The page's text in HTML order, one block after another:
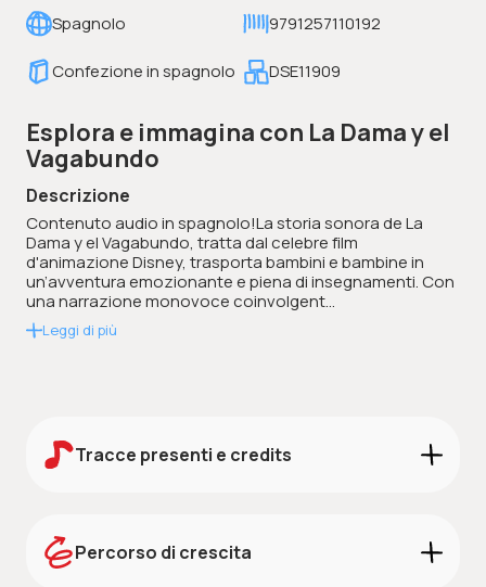
Spagnolo 9791257110192
Confezione in spagnolo DSE11909
Esplora e immagina con La Dama y el
Vagabundo
Descrizione
Contenuto audio in spagnolo!La storia sonora de La
Dama y el Vagabundo, tratta dal celebre film
d'animazione Disney, trasporta bambini e bambine in
un’avventura emozionante e piena di insegnamenti. Con
una narrazione monovoce coinvolgent...
Leggi di più
Tracce presenti e credits
STORIEPercorso di crescita